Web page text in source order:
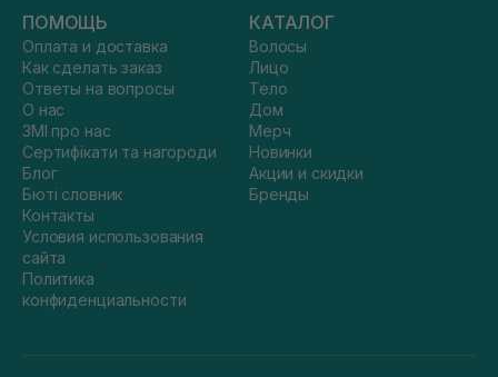
ПОМОЩЬ
Оплата и доставка
Как сделать заказ
Ответы на вопросы
О нас
ЗМІ про нас
Сертифікати та нагороди
Блог
Бюті словник
Контакты
Условия использования
сайта
Политика
конфиденциальности
КАТАЛОГ
Волосы
Лицо
Тело
Дом
Мерч
Новинки
Акции и скидки
Бренды